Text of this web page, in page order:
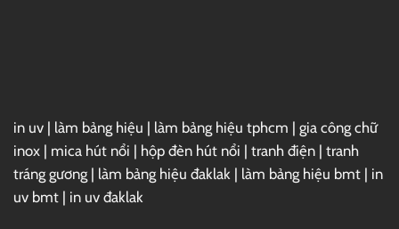
in uv | làm bảng hiệu | làm bảng hiệu tphcm | gia công chữ
inox | mica hút nổi | hộp đèn hút nổi | tranh điện | tranh
tráng gương | làm bảng hiệu đaklak | làm bảng hiệu bmt | in
uv bmt | in uv đaklak